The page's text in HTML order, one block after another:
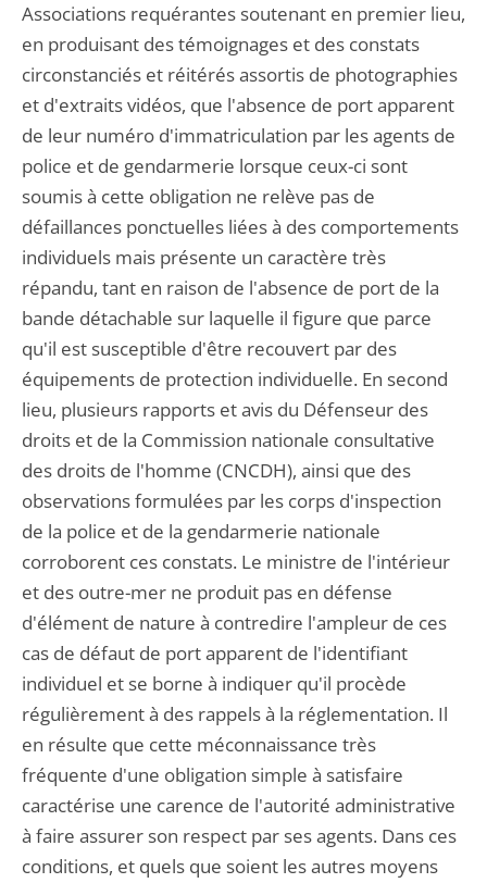
Associations requérantes soutenant en premier lieu,
en produisant des témoignages et des constats
circonstanciés et réitérés assortis de photographies
et d'extraits vidéos, que l'absence de port apparent
de leur numéro d'immatriculation par les agents de
police et de gendarmerie lorsque ceux-ci sont
soumis à cette obligation ne relève pas de
défaillances ponctuelles liées à des comportements
individuels mais présente un caractère très
répandu, tant en raison de l'absence de port de la
bande détachable sur laquelle il figure que parce
qu'il est susceptible d'être recouvert par des
équipements de protection individuelle. En second
lieu, plusieurs rapports et avis du Défenseur des
droits et de la Commission nationale consultative
des droits de l'homme (CNCDH), ainsi que des
observations formulées par les corps d'inspection
de la police et de la gendarmerie nationale
corroborent ces constats. Le ministre de l'intérieur
et des outre-mer ne produit pas en défense
d'élément de nature à contredire l'ampleur de ces
cas de défaut de port apparent de l'identifiant
individuel et se borne à indiquer qu'il procède
régulièrement à des rappels à la réglementation. Il
en résulte que cette méconnaissance très
fréquente d'une obligation simple à satisfaire
caractérise une carence de l'autorité administrative
à faire assurer son respect par ses agents. Dans ces
conditions, et quels que soient les autres moyens